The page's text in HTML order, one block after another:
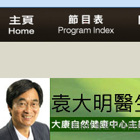
法治社會並不等同
自家教育合法化-